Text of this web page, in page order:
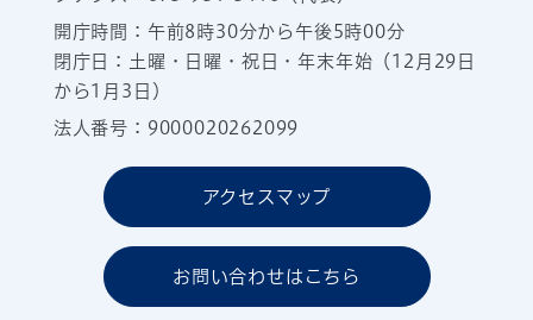
開庁時間：午前8時30分から午後5時00分
閉庁日：土曜・日曜・祝日・年末年始（12月29日
から1月3日）
法人番号：9000020262099
アクセスマップ
お問い合わせはこちら